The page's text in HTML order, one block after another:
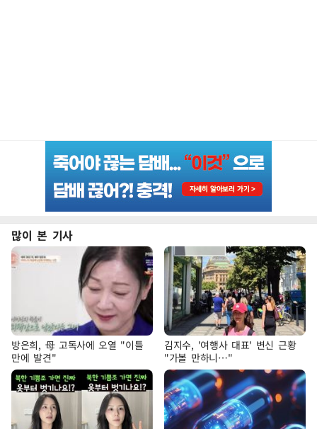
많이 본 기사
방은희, 母 고독사에 오열 "이틀
만에 발견"
김지수, '여행사 대표' 변신 근황
"가볼 만하니…"